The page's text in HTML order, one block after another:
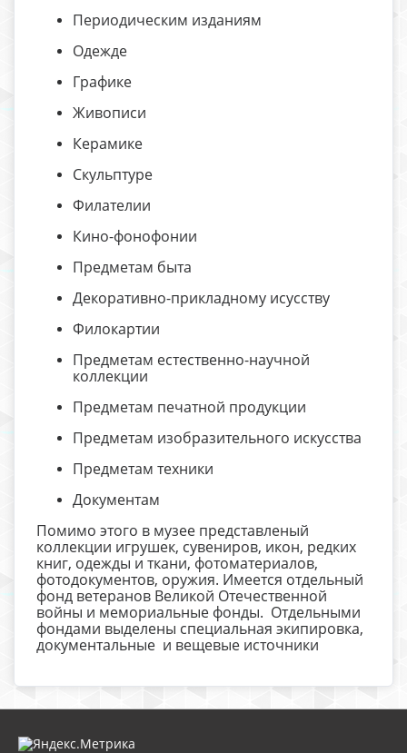
Периодическим изданиям
Одежде
Графике
Живописи
Керамике
Скульптуре
Филателии
Кино-фонофонии
Предметам быта
Декоративно-прикладному исусству
Филокартии
Предметам естественно-научной
коллекции
Предметам печатной продукции
Предметам изобразительного искусства
Предметам техники
Документам
Помимо этого в музее представленый
коллекции игрушек, сувениров, икон, редких
книг, одежды и ткани, фотоматериалов,
фотодокументов, оружия. Имеется отдельный
фонд ветеранов Великой Отечественной
войны и мемориальные фонды. Отдельными
фондами выделены специальная экипировка,
документальные и вещевые источники